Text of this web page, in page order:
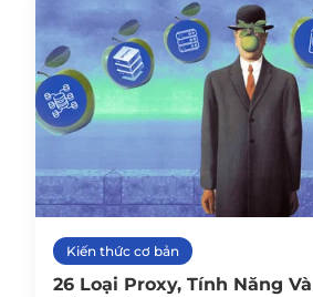
Kiến thức cơ bản
26 Loại Proxy, Tính Năng